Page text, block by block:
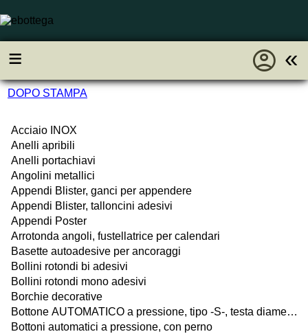
≡ «
account_circle
DOPO STAMPA
Acciaio INOX
Anelli apribili
Anelli portachiavi
Angolini metallici
Appendi Blister, ganci per appendere
Appendi Blister, talloncini adesivi
Appendi Poster
Arrotonda angoli, fustellatrice per calendari
Basette autoadesive per ancoraggi
Bollini rotondi bi adesivi
Bollini rotondi mono adesivi
Borchie decorative
Bottone AUTOMATICO a pressione, tipo -S-, testa diametro 12,4 mm
Bottoni automatici a pressione, con perno